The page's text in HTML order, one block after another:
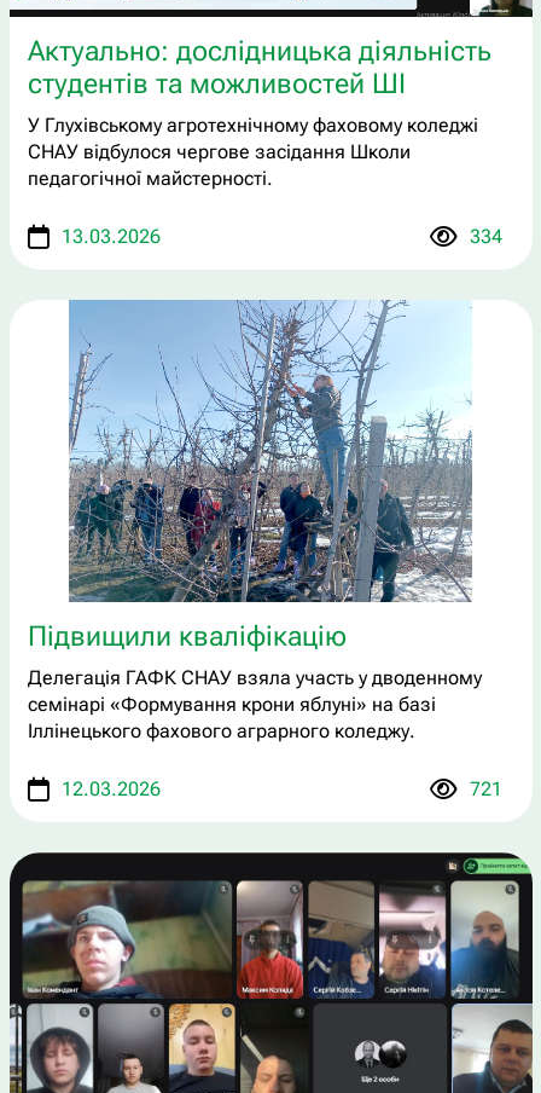
Актуально: дослідницька діяльність
студентів та можливостей ШІ
У Глухівському агротехнічному фаховому коледжі
СНАУ відбулося чергове засідання Школи
педагогічної майстерності.
13.03.2026 334
Підвищили кваліфікацію
Делегація ГАФК СНАУ взяла участь у дводенному
семінарі «Формування крони яблуні» на базі
Іллінецького фахового аграрного коледжу.
12.03.2026 721